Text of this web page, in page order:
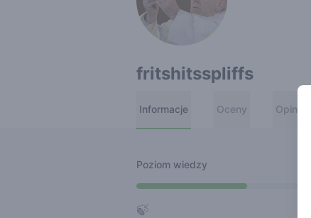
fritshitsspliffs
Informacje Oceny Opinie
Poziom wiedzy
🍃